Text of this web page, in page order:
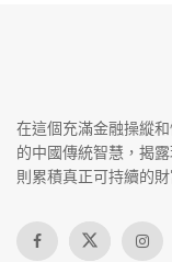
在這個充滿金融操縱
的中國傳統智慧，揭
則累積真正可持續的財